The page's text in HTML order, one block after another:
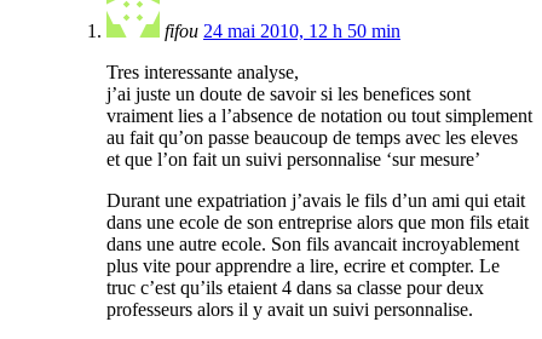
fifou 24 mai 2010, 12 h 50 min
Tres interessante analyse,
j’ai juste un doute de savoir si les benefices sont
vraiment lies a l’absence de notation ou tout simplement
au fait qu’on passe beaucoup de temps avec les eleves
et que l’on fait un suivi personnalise ‘sur mesure’
Durant une expatriation j’avais le fils d’un ami qui etait
dans une ecole de son entreprise alors que mon fils etait
dans une autre ecole. Son fils avancait incroyablement
plus vite pour apprendre a lire, ecrire et compter. Le
truc c’est qu’ils etaient 4 dans sa classe pour deux
professeurs alors il y avait un suivi personnalise.